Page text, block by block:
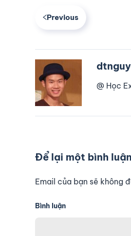
Previous
@ Học
Để lại một bình luận
Email của bạn sẽ không
Bình luận